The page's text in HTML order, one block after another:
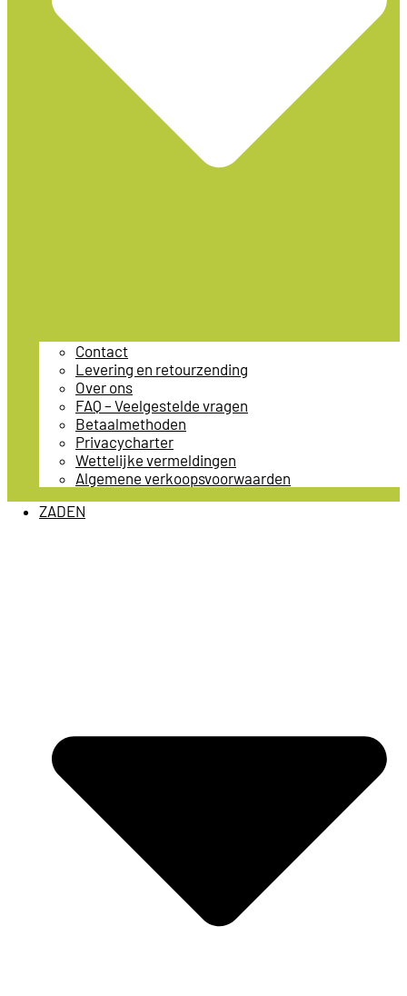
Contact
Levering en retourzending
Over ons
FAQ – Veelgestelde vragen
Betaalmethoden
Privacycharter
Wettelijke vermeldingen
Algemene verkoopsvoorwaarden
ZADEN